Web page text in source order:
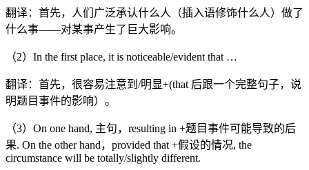
翻译：首先，人们广泛承认什么人（插入语修饰什么人）做了
什么事——对某事产生了巨大影响。
（2）In the first place, it is noticeable/evident that …
翻译：首先，很容易注意到/明显+(that 后跟一个完整句子，说
明题目事件的影响）。
（3）On one hand, 主句，resulting in +题目事件可能导致的后
果. On the other hand，provided that +假设的情况, the
circumstance will be totally/slightly different.